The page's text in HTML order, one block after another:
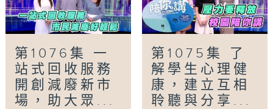
第1076集 一
站式回收服務
開創減廢新市
場，助大眾...
第1075集 了
解學生心理健
康，建立互相
聆聽與分享...